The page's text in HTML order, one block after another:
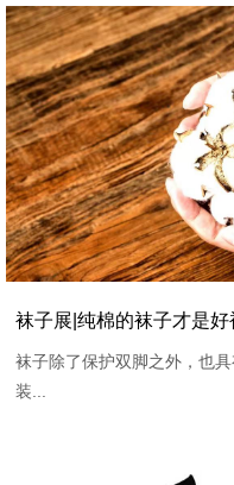
袜子展|纯棉的袜子才是好
袜子除了保护双脚之外，也
装...